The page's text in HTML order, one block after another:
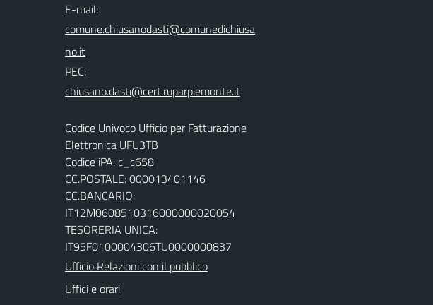
E-mail:
PEC:
Codice Univoco Ufficio per Fatturazione
Elettronica UFU3TB
Codice iPA: c_c658
CC.POSTALE: 000013401146
CC.BANCARIO:
IT12M0608510316000000020054
TESORERIA UNICA:
IT95F0100004306TU0000000837
Ufficio Relazioni con il pubblico
Uffici e orari